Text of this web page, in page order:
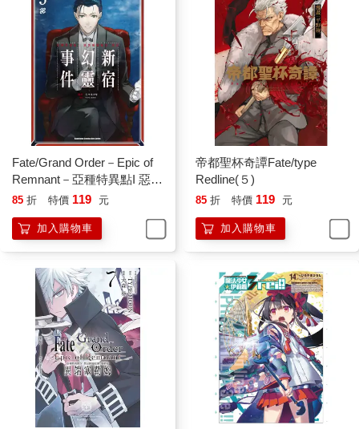
Fate/Grand Order－Epic of
Remnant－亞種特異點I 惡性
隔絕魔境 新宿 新宿幻靈事件
85 折 特價 119 元
加入購物車
帝都聖杯奇譚Fate/type
Redline(５)
85 折 特價 119 元
加入購物車